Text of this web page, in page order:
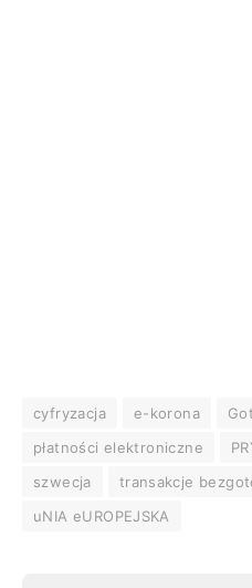
cyfryzacja e-korona
płatności elektroniczne
szwecja
transakcje
uNIA eUROPEJSKA